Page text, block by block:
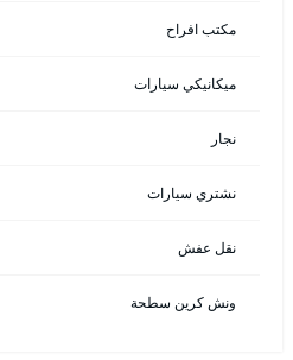
مكتب افراح
ميكانيكي سيارات
نجار
نشتري سيارات
نقل عفش
ونش كرين سطحة